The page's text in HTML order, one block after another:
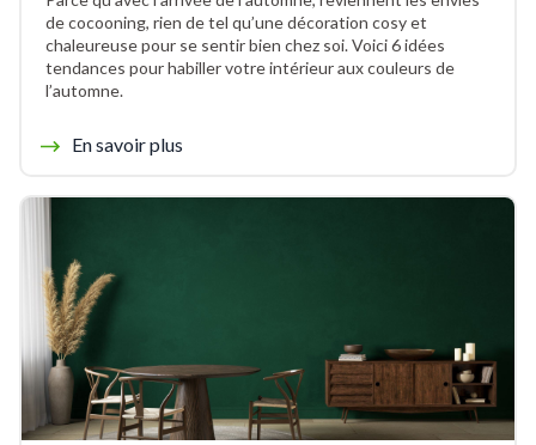
de cocooning, rien de tel qu’une décoration cosy et
chaleureuse pour se sentir bien chez soi. Voici 6 idées
tendances pour habiller votre intérieur aux couleurs de
l’automne.
En savoir plus